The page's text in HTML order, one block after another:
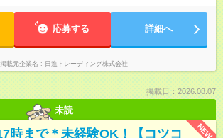
ピアス： ピアスOK 賄い：
： 既存店募集
てやすい！ ★残業が発生した場合は、超過分を全額
応募する 詳細へ
掲載元企業名 日進トレーディング株式会社
掲載日：2026.08.07
未読
NEW
時まで＊未経験OK！【コツコ